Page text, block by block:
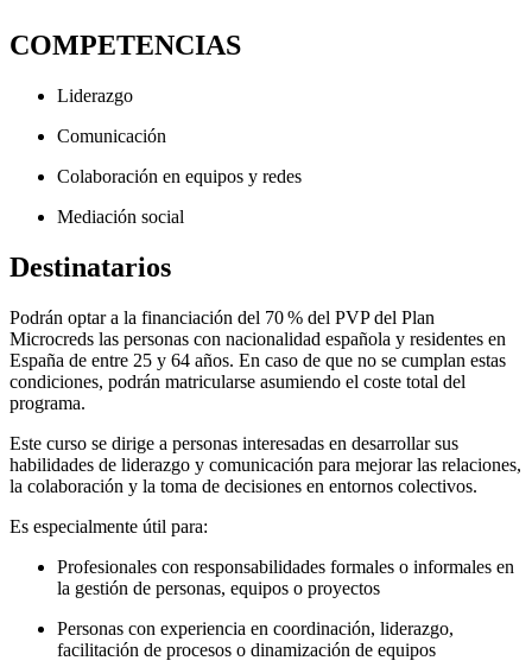
COMPETENCIAS
Liderazgo
Comunicación
Colaboración en equipos y redes
Mediación social
Destinatarios
Podrán optar a la financiación del 70 % del PVP del Plan
Microcreds las personas con nacionalidad española y residentes en
España de entre 25 y 64 años. En caso de que no se cumplan estas
condiciones, podrán matricularse asumiendo el coste total del
programa.
Este curso se dirige a personas interesadas en desarrollar sus
habilidades de liderazgo y comunicación para mejorar las relaciones,
la colaboración y la toma de decisiones en entornos colectivos.
Es especialmente útil para:
Profesionales con responsabilidades formales o informales en
la gestión de personas, equipos o proyectos
Personas con experiencia en coordinación, liderazgo,
facilitación de procesos o dinamización de equipos